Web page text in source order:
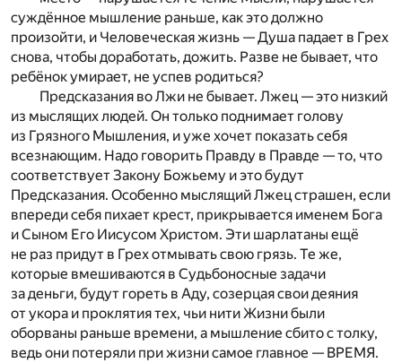
суждённое мышление раньше, как это должно
произойти, и Человеческая жизнь — Душа падает в Грех
снова, чтобы доработать, дожить. Разве не бывает, что
ребёнок умирает, не успев родиться?
Предсказания во Лжи не бывает. Лжец — это низкий
из мыслящих людей. Он только поднимает голову
из Грязного Мышления, и уже хочет показать себя
всезнающим. Надо говорить Правду в Правде — то, что
соответствует Закону Божьему и это будут
Предсказания. Особенно мыслящий Лжец страшен, если
впереди себя пихает крест, прикрывается именем Бога
и Сыном Его Иисусом Христом. Эти шарлатаны ещё
не раз придут в Грех отмывать свою грязь. Те же,
которые вмешиваются в Судьбоносные задачи
за деньги, будут гореть в Аду, созерцая свои деяния
от укора и проклятия тех, чьи нити Жизни были
оборваны раньше времени, а мышление сбито с толку,
ведь они потеряли при жизни самое главное — ВРЕМЯ.